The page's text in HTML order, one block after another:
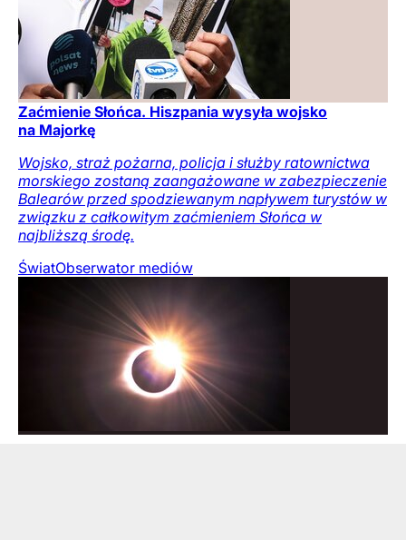
Zaćmienie Słońca. Hiszpania wysyła wojsko
na Majorkę
Wojsko, straż pożarna, policja i służby ratownictwa
morskiego zostaną zaangażowane w zabezpieczenie
Balearów przed spodziewanym napływem turystów w
związku z całkowitym zaćmieniem Słońca w
najbliższą środę.
ŚwiatObserwator mediów